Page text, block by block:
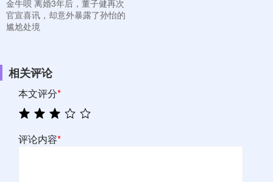
金牛呗 离婚3年后，董子健再次
官宣喜讯，却意外暴露了孙怡的
尴尬处境
相关评论
本文评分*
评论内容*